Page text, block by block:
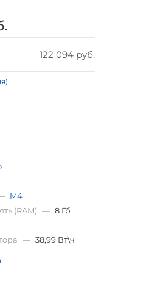
122 094 руб.
M4
(RAM) — 8 Гб
— 38,99 Вт\ч